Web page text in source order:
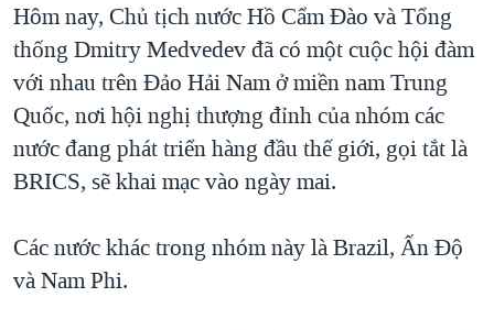
TRỊNH VĨNH BÌNH VS. CHÍNH PHỦ VIỆT NAM
NGƯ DÂN VIỆT VÀ LÀN SÓNG TRỘM HẢI SÂM
BÊN KIA QUỐC LỘ: TIẾNG VỌNG TỪ NÔNG THÔN MỸ
QUAN HỆ VIỆT MỸ
Hôm nay, Chủ tịch nước Hồ Cẩm Đào và Tổng
thống Dmitry Medvedev đã có một cuộc hội đàm
với nhau trên Đảo Hải Nam ở miền nam Trung
Quốc, nơi hội nghị thượng đỉnh của nhóm các
nước đang phát triển hàng đầu thế giới, gọi tắt là
BRICS, sẽ khai mạc vào ngày mai.
Các nước khác trong nhóm này là Brazil, Ấn Độ
và Nam Phi.